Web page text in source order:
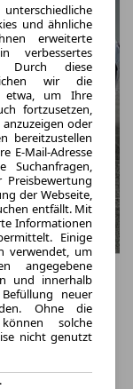
Sport Pro",
und ähnliche
erweiterte
verbessertes
Durch diese
wir die
etwa, um Ihre
fortzusetzen,
oder
bereitzustellen
E-Mail-Adresse
Suchanfragen,
der Webseite,
entfällt. Mit
Informationen
Einige
verwendet, um
angegebene
und innerhalb
neuer
Ohne die
solche
nicht genutzt